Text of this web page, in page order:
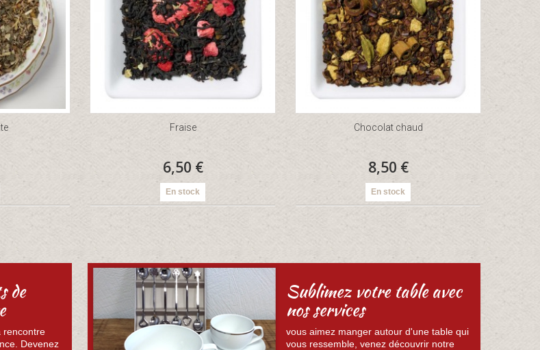
Fraise
6,50 €
En stock
Chocolat chaud
8,50 €
En stock
de
rencontre
Devenez
Sublimez votre table avec
nos services
vous aimez manger autour d'une table qui
vous ressemble, venez découvrir notre